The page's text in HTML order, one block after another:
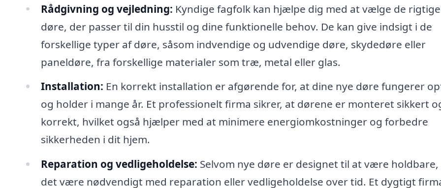
Rådgivning og vejledning: Kyndige fagfolk kan hjælpe dig med at vælge de rigtige
døre, der passer til din husstil og dine funktionelle behov. De kan give indsigt i de
forskellige typer af døre, såsom indvendige og udvendige døre, skydedøre eller
paneldøre, fra forskellige materialer som træ, metal eller glas.
Installation: En korrekt installation er afgørende for, at dine nye døre fungerer
og holder i mange år. Et professionelt firma sikrer, at dørene er monteret sikkert
korrekt, hvilket også hjælper med at minimere energiomkostninger og forbedre
sikkerheden i dit hjem.
Reparation og vedligeholdelse: Selvom nye døre er designet til at være holdbare,
det være nødvendigt med reparation eller vedligeholdelse over tid. Et dygtigt